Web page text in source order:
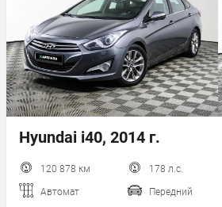
Hyundai i40, 2014 г.
120 878 км 178 л.с.
Автомат Передний